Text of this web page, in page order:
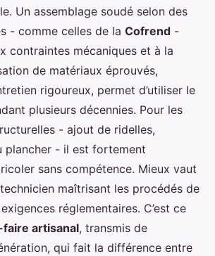
Un assemblage soudé selon des
- comme celles de la Cofrend -
contraintes mécaniques et à la
de matériaux éprouvés,
rigoureux, permet d’utiliser le
plusieurs décennies. Pour les
- ajout de ridelles,
plancher - il est fortement
sans compétence. Mieux vaut
maîtrisant les procédés de
réglementaires. C’est ce
artisanal, transmis de
qui fait la différence entre